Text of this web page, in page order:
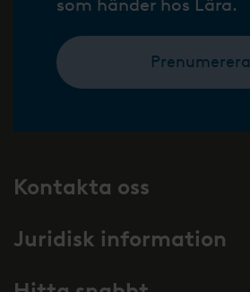
som händer hos Lära.
Prenumerera
Kontakta oss
Juridisk information